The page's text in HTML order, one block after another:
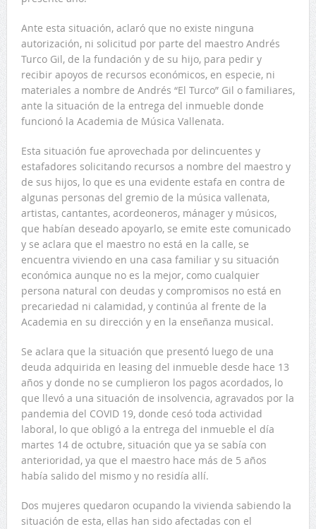
Ante esta situación, aclaró que no existe ninguna
autorización, ni solicitud por parte del maestro Andrés
Turco Gil, de la fundación y de su hijo, para pedir y
recibir apoyos de recursos económicos, en especie, ni
materiales a nombre de Andrés “El Turco” Gil o familiares,
ante la situación de la entrega del inmueble donde
funcionó la Academia de Música Vallenata.
Esta situación fue aprovechada por delincuentes y
estafadores solicitando recursos a nombre del maestro y
de sus hijos, lo que es una evidente estafa en contra de
algunas personas del gremio de la música vallenata,
artistas, cantantes, acordeoneros, mánager y músicos,
que habían deseado apoyarlo, se emite este comunicado
y se aclara que el maestro no está en la calle, se
encuentra viviendo en una casa familiar y su situación
económica aunque no es la mejor, como cualquier
persona natural con deudas y compromisos no está en
precariedad ni calamidad, y continúa al frente de la
Academia en su dirección y en la enseñanza musical.
Se aclara que la situación que presentó luego de una
deuda adquirida en leasing del inmueble desde hace 13
años y donde no se cumplieron los pagos acordados, lo
que llevó a una situación de insolvencia, agravados por la
pandemia del COVID 19, donde cesó toda actividad
laboral, lo que obligó a la entrega del inmueble el día
martes 14 de octubre, situación que ya se sabía con
anterioridad, ya que el maestro hace más de 5 años
había salido del mismo y no residía allí.
Dos mujeres quedaron ocupando la vivienda sabiendo la
situación de esta, ellas han sido afectadas con el